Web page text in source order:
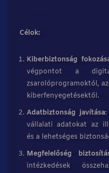
Célok:
Kiberbiztonság
végpontot a
zsarolóprogramoktól,
kiberfenyegetésektől.
Adatbiztonság javítása
vállalati adatokat az
és a lehetséges
Megfelelőség
intézkedések